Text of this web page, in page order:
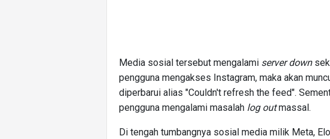
Media sosial tersebut mengalami server down
pengguna mengakses Instagram, maka akan
diperbarui alias "Couldn't refresh the feed".
pengguna mengalami masalah log outmassal.
Di tengah tumbangnya sosial media milik Meta,